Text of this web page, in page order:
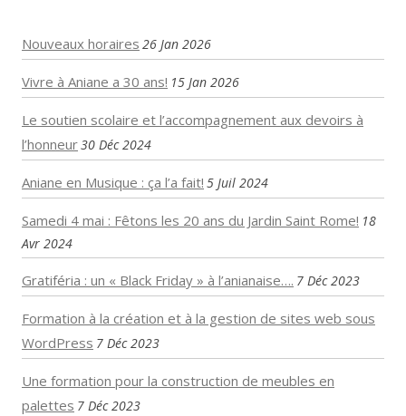
Nouveaux horaires 26 Jan 2026
Vivre à Aniane a 30 ans! 15 Jan 2026
Le soutien scolaire et l’accompagnement aux devoirs à
l’honneur30 Déc 2024
Aniane en Musique : ça l’a fait! 5 Juil 2024
Samedi 4 mai : Fêtons les 20 ans du Jardin Saint Rome! 18
Avr 2024
Gratiféria : un « Black Friday » à l’anianaise…. 7 Déc 2023
Formation à la création et à la gestion de sites web sous
WordPress 7 Déc 2023
Une formation pour la construction de meubles en
palettes 7 Déc 2023